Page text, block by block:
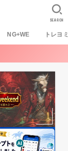
NG+WE トレヨ
SEARCH